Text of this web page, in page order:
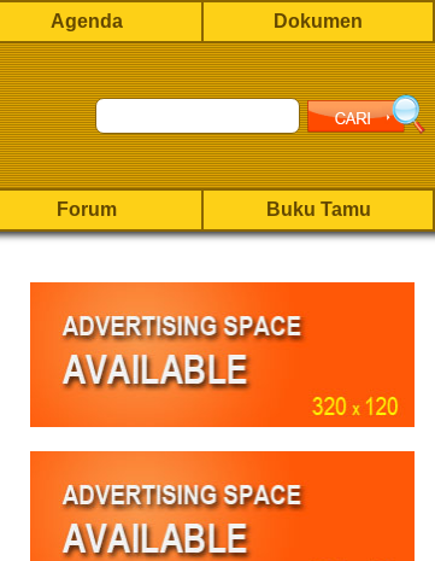
Agenda Dokumen
Forum Buku Tamu